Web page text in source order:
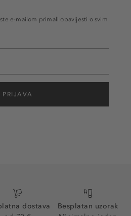
e-mailom primali obavijesti o svim
PRIJAVA
dostava
Besplatan uzorak